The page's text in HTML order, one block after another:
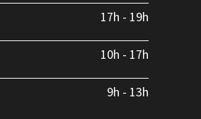
17h - 19h
10h - 17h
9h - 13h